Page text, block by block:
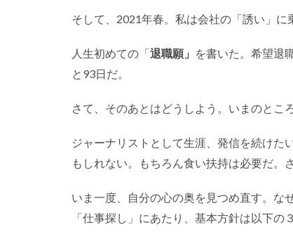
そして、2021年春。私は会社の「誘い」に
人生初めての「退職願」 を書いた。希望退
と93日だ。
さて、そのあとはどうしよう。いまのとこ
ジャーナリストとして生涯、発信を続けた
もしれない。もちろん食い扶持は必要だ。さ
いま一度、自分の心の奥を見つめ直す。な
「仕事探し」にあたり、基本方針は以下の